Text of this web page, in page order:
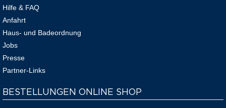
Hilfe & FAQ
Anfahrt
Haus- und Badeordnung
Jobs
Presse
Partner-Links
BESTELLUNGEN ONLINE SHOP